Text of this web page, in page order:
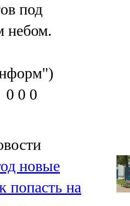
под
небом.
0 0 0
новые
попасть на